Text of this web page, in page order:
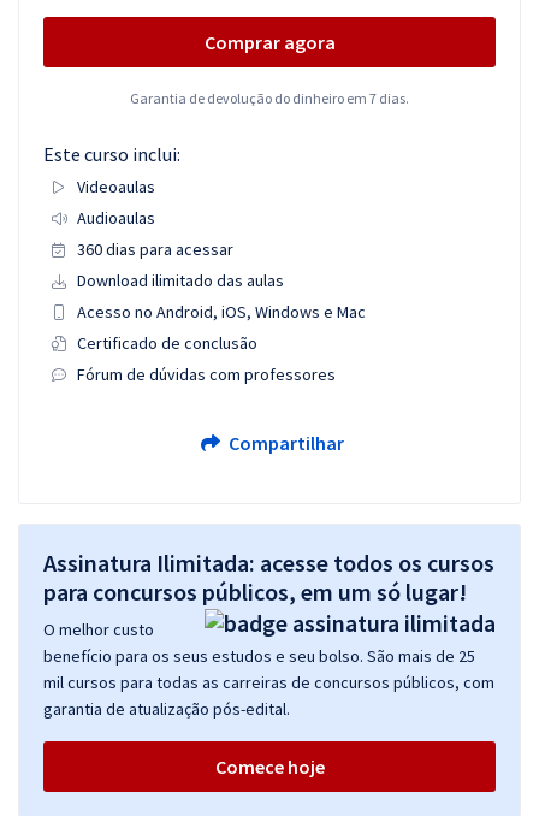
Comprar agora
Garantia de devolução do dinheiro em 7 dias.
Este curso inclui:
Videoaulas
Audioaulas
360 dias para acessar
Download ilimitado das aulas
Acesso no Android, iOS, Windows e Mac
Certificado de conclusão
Fórum de dúvidas com professores
Compartilhar
Assinatura Ilimitada: acesse todos os cursos
para concursos públicos, em um só lugar!
O melhor custo
benefício para os seus estudos e seu bolso. São mais de 25
mil cursos para todas as carreiras de concursos públicos, com
garantia de atualização pós-edital.
Comece hoje